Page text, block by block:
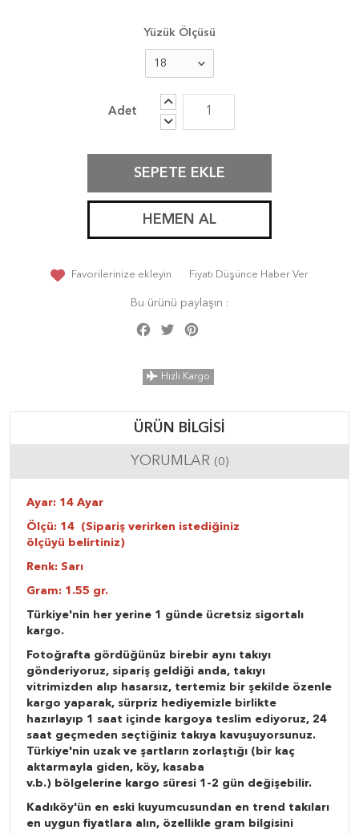
Yüzük Ölçüsü
SEPETE EKLE
HEMEN AL
Favorilerinize ekleyin Fiyatı Düşünce Haber Ver
Bu ürünü paylaşın :
Facebook
Twitter
Hızlı Kargo
ÜRÜN BILGISI
YORUMLAR (0)
Ayar: 14 Ayar
Ölçü: 14 (Sipariş verirken istediğiniz
ölçüyü belirtiniz)
Renk: Sarı
Gram: 1.55 gr.
Türkiye'nin her yerine 1 günde ücretsiz sigortalı
kargo.
Fotoğrafta gördüğünüz birebir aynı takıyı
gönderiyoruz, sipariş geldiği anda, takıyı
vitrimizden alıp hasarsız, tertemiz bir şekilde özenle
kargo yaparak, sürpriz hediyemizle birlikte
hazırlayıp 1 saat içinde kargoya teslim ediyoruz, 24
saat geçmeden seçtiğiniz takıya kavuşuyorsunuz.
Türkiye'nin uzak ve şartların zorlaştığı (bir kaç
aktarmayla giden, köy, kasaba
v.b.) bölgelerine kargo süresi 1-2 gün değişebilir.
Kadıköy'ün en eski kuyumcusundan en trend takıları
en uygun fiyatlara alın, özellikle gram bilgisini